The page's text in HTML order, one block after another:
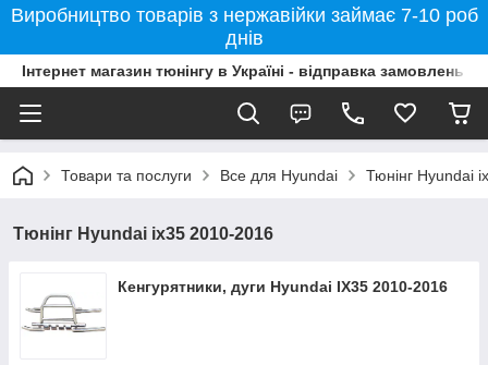
Виробництво товарів з нержавійки займає 7-10 роб
днів
Інтернет магазин тюнінгу в Україні - відправка замовлень
Товари та послуги Все для Hyundai Тюнінг Hyundai
Тюнінг Hyundai ix35 2010-2016
Кенгурятники, дуги Hyundai IX35 2010-2016